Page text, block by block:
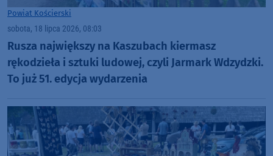
Powiat Kościerski
sobota, 18 lipca 2026, 08:03
Rusza największy na Kaszubach kiermasz
rękodzieła i sztuki ludowej, czyli Jarmark Wdzydzki.
To już 51. edycja wydarzenia